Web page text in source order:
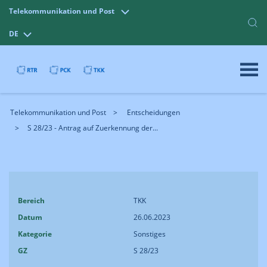
Telekommunikation und Post
DE
Telekommunikation und Post
Entscheidungen
S 28/23 - Antrag auf Zuerkennung der...
Bereich
TKK
Datum
26.06.2023
Kategorie
Sonstiges
GZ
S 28/23